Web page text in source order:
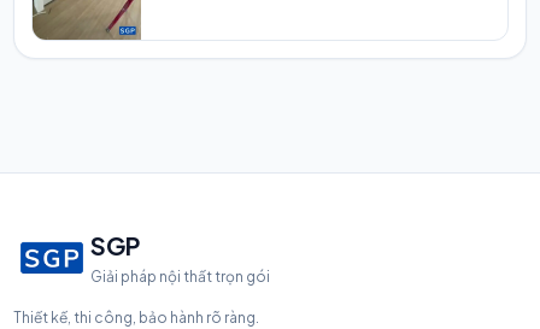
SGP
Giải pháp nội thất trọn gói
Thiết kế, thi công, bảo hành rõ ràng.